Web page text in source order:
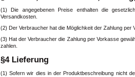
(1) Die angegebenen Preise enthalten die
Versandkosten.
(2) Der Verbraucher hat die Möglichkeit der Zahlung per
(3) Hat der Verbraucher die Zahlung per Vorkasse
zahlen.
§4 Lieferung
(1) Sofern wir dies in der Produktbeschreibung nicht